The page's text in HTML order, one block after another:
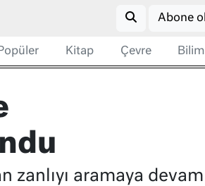
Abone ol
Popüler Kitap Çevre Bilim
zanlıyı aramaya devam